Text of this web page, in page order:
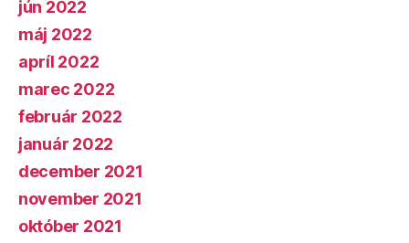
jún 2022
máj 2022
apríl 2022
marec 2022
február 2022
január 2022
december 2021
november 2021
október 2021